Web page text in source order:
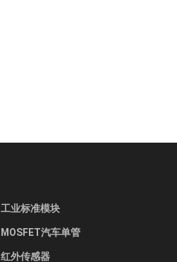
工业标准模块
MOSFET汽车单管
红外传感器